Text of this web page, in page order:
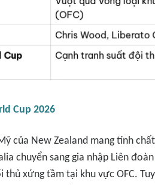
Cup 2026
của New Zealand mang tính
chuyển sang gia nhập Liên đoàn
thủ xứng tầm tại khu vực OFC.